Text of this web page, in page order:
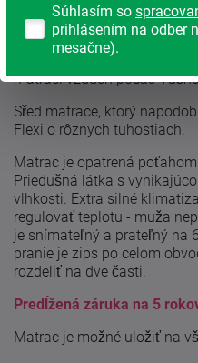
optimálnu tuhosť a
Oranžová strana Soft
profiláciou a
matraci vzduch počas
Sřed matrace, ktorý
Flexi o rôznych tuhostiach.
Matrac je opatrená poťahom
Priedušná látka s
vlhkosti. Extra silné
regulovať teplotu - muža
je snímateľný a prateľný na
pranie je zips po celom
rozdeliť na dve časti.
Predĺžená záruka na 5
Matrac je možné uložiť na
Súhlasím so
prihlásením na odber
mesačne).